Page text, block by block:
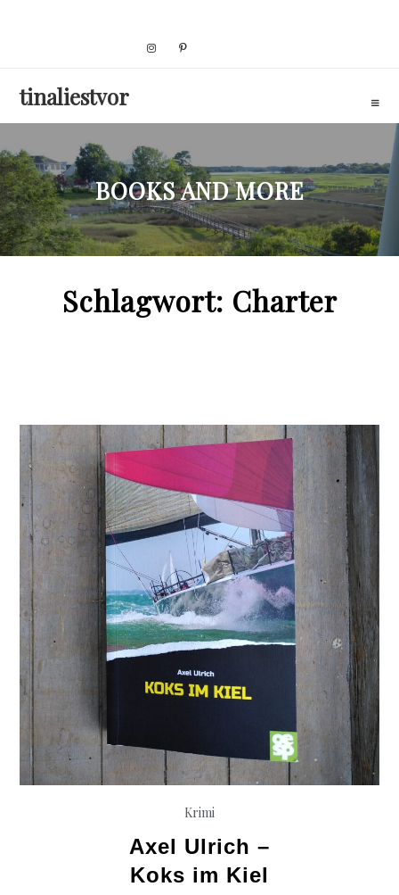
tinaliestvor
BOOKS AND MORE
Schlagwort: Charter
Krimi
Axel Ulrich –
Koks im Kiel